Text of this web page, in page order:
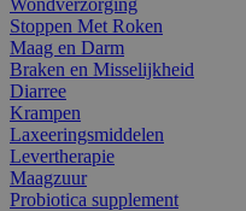
Stoppen Met Roken
Maag en Darm
Braken en Misselijkheid
Diarree
Krampen
Laxeeringsmiddelen
Levertherapie
Maagzuur
Probiotica supplement